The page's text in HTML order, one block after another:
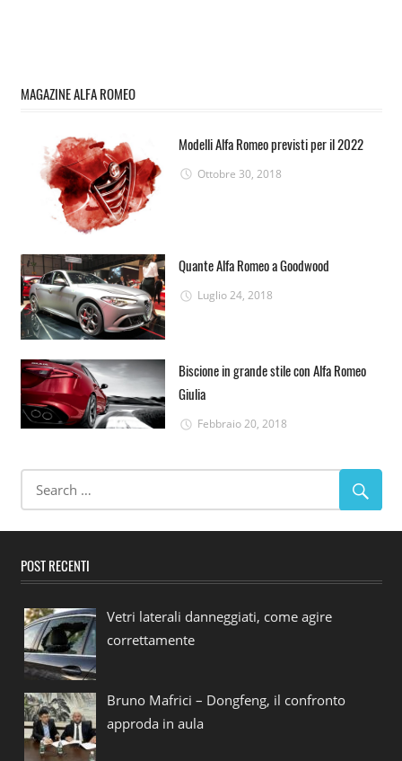
MAGAZINE ALFA ROMEO
Modelli Alfa Romeo previsti per il 2022
Ottobre 30, 2018
Quante Alfa Romeo a Goodwood
Luglio 24, 2018
Biscione in grande stile con Alfa Romeo
Giulia
Febbraio 20, 2018
POST RECENTI
Vetri laterali danneggiati, come agire
correttamente
Bruno Mafrici – Dongfeng, il confronto
approda in aula